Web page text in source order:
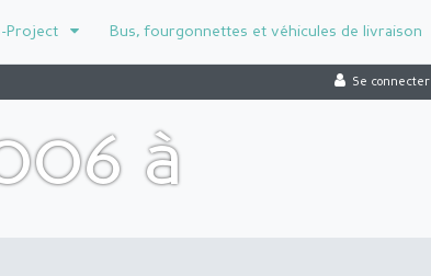
Project Bus, fourgonnettes et véhicules de livraison
Se connecter
à